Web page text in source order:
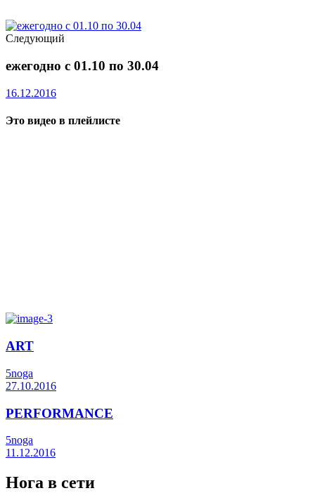
Следующий
ежегодно с 01.10 по 30.04
16.12.2016
Это видео в плейлисте
ART
5noga
27.10.2016
PERFORMANCE
5noga
11.12.2016
Нога в сети